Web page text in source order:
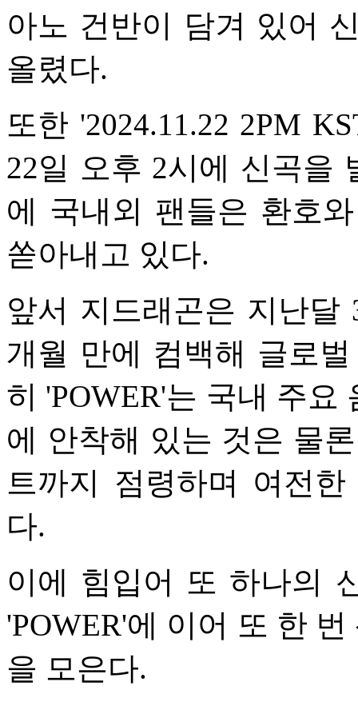
아노 건반이 담겨 있어
올렸다.
또한 '2024.11.22 2PM
22일 오후 2시에 신곡을
에 국내외 팬들은 환호
쏟아내고 있다.
앞서 지드래곤은 지난달
개월 만에 컴백해 글로
히 'POWER'는 국내 주
에 안착해 있는 것은 물
트까지 점령하며 여전
다.
이에 힘입어 또 하나의
'POWER'에 이어 또 한
을 모은다.